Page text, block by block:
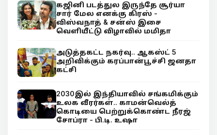
கஜினி படத்துல இருந்தே சூர்யா
சார் மேல எனக்கு கிரஸ் -
விஸ்வநாத் & சன்ஸ் இசை
வெளியீட்டு விழாவில் மமிதா
அடுத்தகட்ட நகர்வு.. ஆகஸ்ட் 5
அறிவிக்கும் கரப்பான்பூச்சி ஜனதா
கட்சி
2030இல் இந்தியாவில் சங்கமிக்கும்
உலக வீரர்கள்.. காமன்வெல்த்
கொடியை பெற்றுக்கொண்ட நீரஜ்
சோப்ரா - பி.டி. உஷா